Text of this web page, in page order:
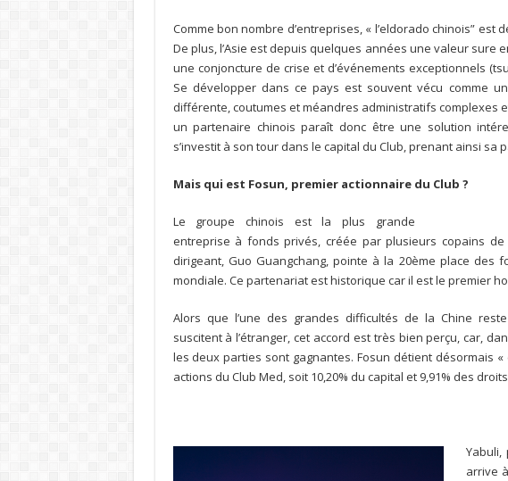
Comme bon nombre d’entreprises, « l’eldorado chinois”
De plus, l’Asie est depuis quelques années une valeur sure
une conjoncture de crise et d’événements exceptionnels
Se développer dans ce pays est souvent vécu comme
différente, coutumes et méandres administratifs complexes
un partenaire chinois paraît donc être une solution
s’investit à son tour dans le capital du Club, prenant ainsi sa
Mais qui est Fosun, premier actionnaire du Club ?
Le groupe chinois est la plus grande
entreprise à fonds privés, créée par plusieurs copains
dirigeant, Guo Guangchang, pointe à la 20ème place des
mondiale. Ce partenariat est historique car il est le premier
Alors que l’une des grandes difficultés de la Chine
suscitent à l’étranger, cet accord est très bien perçu, car,
les deux parties sont gagnantes. Fosun détient désormais «
actions du Club Med, soit 10,20% du capital et 9,91% des
arrive